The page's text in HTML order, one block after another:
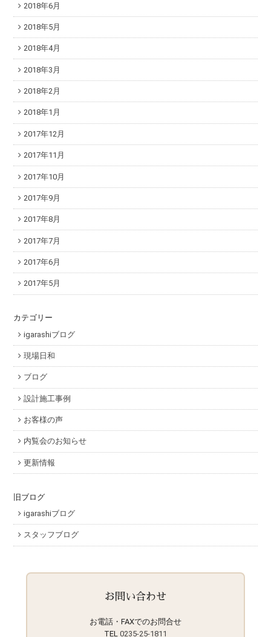
2018年6月
2018年5月
2018年4月
2018年3月
2018年2月
2018年1月
2017年12月
2017年11月
2017年10月
2017年9月
2017年8月
2017年7月
2017年6月
2017年5月
カテゴリー
igarashiブログ
現場日和
ブログ
設計施工事例
お客様の声
内覧会のお知らせ
更新情報
旧ブログ
igarashiブログ
スタッフブログ
お問い合わせ
お電話・FAXでのお問合せ
TEL 0235-25-1811